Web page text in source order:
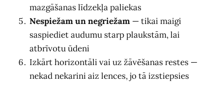
mazgāšanas līdzekļa paliekas
Nespiežam un negriežam — tikai maigi
saspiediet audumu starp plaukstām, lai
atbrīvotu ūdeni
Izkārt horizontāli vai uz žāvēšanas restes —
nekad nekarini aiz lences, jo tā izstiepsies